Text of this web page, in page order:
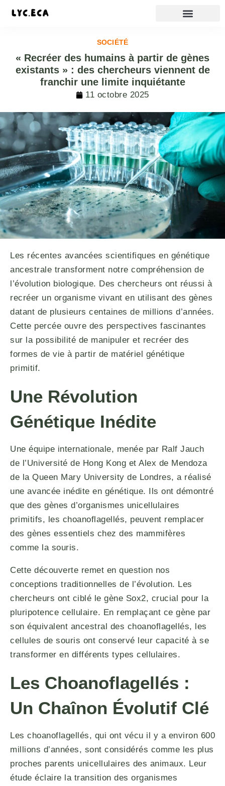
SOCIÉTÉ
« Recréer des humains à partir de gènes
existants » : des chercheurs viennent de
franchir une limite inquiétante
11 octobre 2025
Les récentes avancées scientifiques en génétique
ancestrale transforment notre compréhension de
l’évolution biologique. Des chercheurs ont réussi à
recréer un organisme vivant en utilisant des gènes
datant de plusieurs centaines de millions d’années.
Cette percée ouvre des perspectives fascinantes
sur la possibilité de manipuler et recréer des
formes de vie à partir de matériel génétique
primitif.
Une Révolution
Génétique Inédite
Une équipe internationale, menée par Ralf Jauch
de l’Université de Hong Kong et Alex de Mendoza
de la Queen Mary University de Londres, a réalisé
une avancée inédite en génétique. Ils ont démontré
que des gènes d’organismes unicellulaires
primitifs, les choanoflagellés, peuvent remplacer
des gènes essentiels chez des mammifères
comme la souris.
Cette découverte remet en question nos
conceptions traditionnelles de l’évolution. Les
chercheurs ont ciblé le gène Sox2, crucial pour la
pluripotence cellulaire. En remplaçant ce gène par
son équivalent ancestral des choanoflagellés, les
cellules de souris ont conservé leur capacité à se
transformer en différents types cellulaires.
Les Choanoflagellés :
Un Chaînon Évolutif Clé
Les choanoflagellés, qui ont vécu il y a environ 600
millions d’années, sont considérés comme les plus
proches parents unicellulaires des animaux. Leur
étude éclaire la transition des organismes